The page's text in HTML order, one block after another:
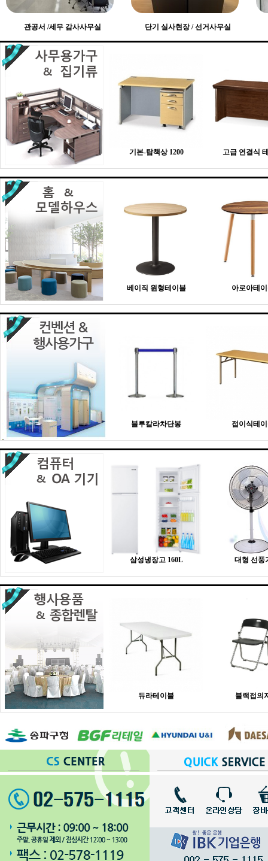
관공서 /세무 감사사무실 단기 실사현장 / 선거사무실
기본-탑책상 1200 고급 연결식
베이직 원형테이블 아로아테
블루칼라차단봉 접이식테
삼성냉장고 160L 대형 선풍
듀라테이블 블랙접의